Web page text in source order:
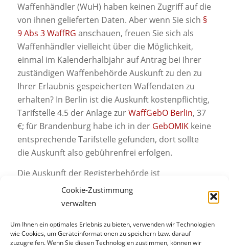
Cookie-Zustimmung
verwalten
Um Ihnen ein optimales Erlebnis zu bieten, verwenden wir Technologien
wie Cookies, um Geräteinformationen zu speichern bzw. darauf
zuzugreifen. Wenn Sie diesen Technologien zustimmen, können wir
Waffenhändler (WuH) haben keinen Zugriff auf die
von ihnen gelieferten Daten. Aber wenn Sie sich §
9 Abs 3 WaffRG anschauen, freuen Sie sich als
Waffenhändler vielleicht über die Möglichkeit,
einmal im Kalenderhalbjahr auf Antrag bei Ihrer
zuständigen Waffenbehörde Auskunft zu den zu
Ihrer Erlaubnis gespeicherten Waffendaten zu
erhalten? In Berlin ist die Auskunft kostenpflichtig,
Tarifstelle 4.5 der Anlage zurWaffGebO Berlin, 37
€; für Brandenburg habe ich in der GebOMIKkeine
entsprechende Tarifstelle gefunden, dort sollte
die Auskunft also gebührenfrei erfolgen.
Die Auskunft der Registerbehörde ist
unbrauchbar. Es wird lediglich eine Auflistung der
NWR-Ids und des Status ausgegeben, sämtliche
Kaliber, Hersteller, etc. werden nicht ausgegeben.
Ich kann mir keine sinnvolle Verwendung